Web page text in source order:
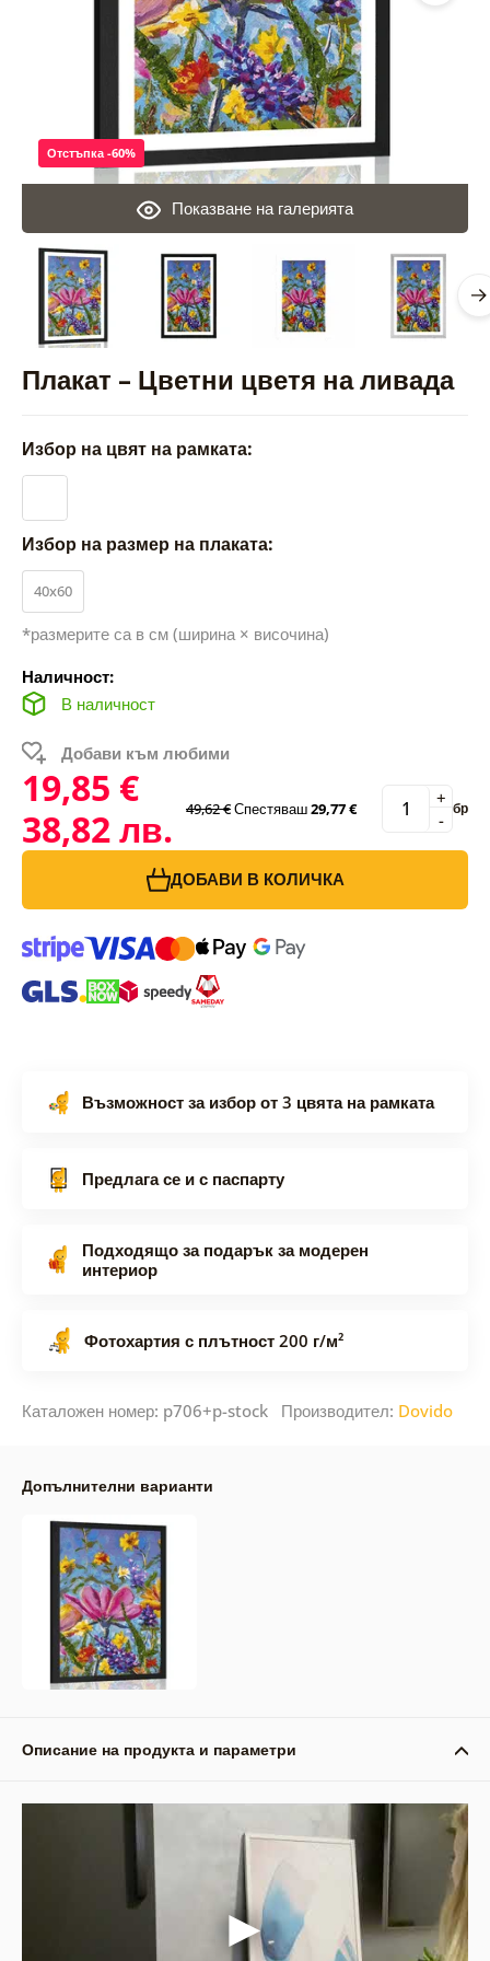
Плакат – Цветни цветя на ливада
Показване на галерията
Отстъпка -60%
Избор на цвят на рамката:
Избор на размер на плаката:
40x60
*размерите са в см (ширина × височина)
Наличност:
В наличност
Добави към любими
19,85 €
38,82 лв.
49,62 €Спестяваш29,77 € -
+ бр
ДОБАВИ В КОЛИЧКА
Възможност за избор от 3 цвята на рамката
Предлага се и с паспарту
Подходящо за подарък за модерен
интериор
Фотохартия с плътност 200 г/м²
Каталожен номер: p706+p-stock Производител: Dovido
Допълнителни варианти
Описание на продукта и параметри